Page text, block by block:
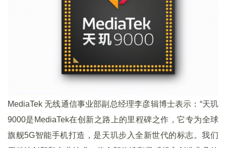
MediaTek 无线通信事业部副总经理李彦辑博士表示：“天玑
9000是MediaTek在创新之路上的里程碑之作，它专为全球
旗舰5G智能手机打造，是天玑步入全新世代的标志。我们